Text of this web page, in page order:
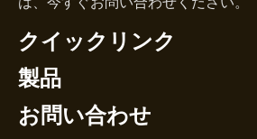
クイックリンク
製品
お問い合わせ